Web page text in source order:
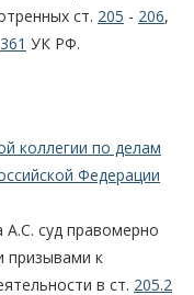
ст. 205 - 206,
361 УК РФ.
коллегии по делам
Федерации
суд правомерно
призывами к
в ст. 205.2